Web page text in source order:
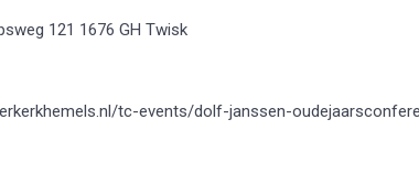
121 1676 GH Twisk
tc-events/dolf-janssen-